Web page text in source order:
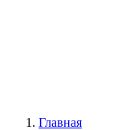
Главная